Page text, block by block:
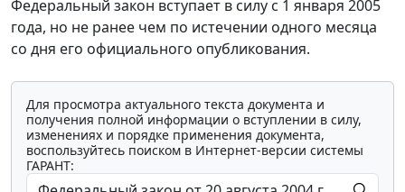
Федеральный закон вступает в силу с 1 января 2005
года, но не ранее чем по истечении одного месяца
со дня его официального опубликования.
Для просмотра актуального текста документа и
получения полной информации о вступлении в силу,
изменениях и порядке применения документа,
воспользуйтесь поиском в Интернет-версии системы
ГАРАНТ: